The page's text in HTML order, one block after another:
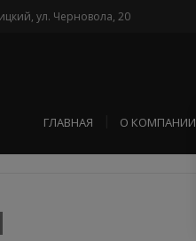
ул. Черновола, 20
ГЛАВНАЯ О КОМПАНИИ